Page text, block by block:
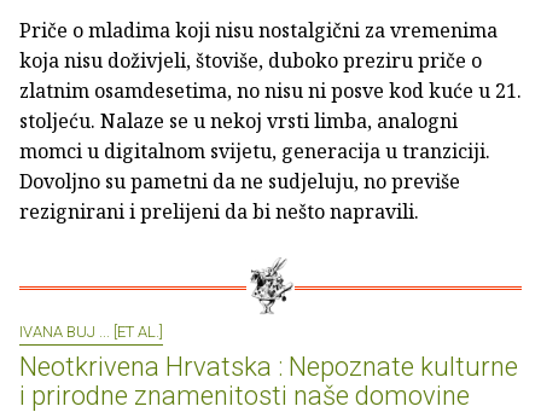
Priče o mladima koji nisu nostalgični za vremenima
koja nisu doživjeli, štoviše, duboko preziru priče o
zlatnim osamdesetima, no nisu ni posve kod kuće u 21.
stoljeću. Nalaze se u nekoj vrsti limba, analogni
momci u digitalnom svijetu, generacija u tranziciji.
Dovoljno su pametni da ne sudjeluju, no previše
rezignirani i prelijeni da bi nešto napravili.
IVANA BUJ ... [ET AL.]
Neotkrivena Hrvatska : Nepoznate kulturne
i prirodne znamenitosti naše domovine